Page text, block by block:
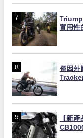
實用性
僅因外
【新